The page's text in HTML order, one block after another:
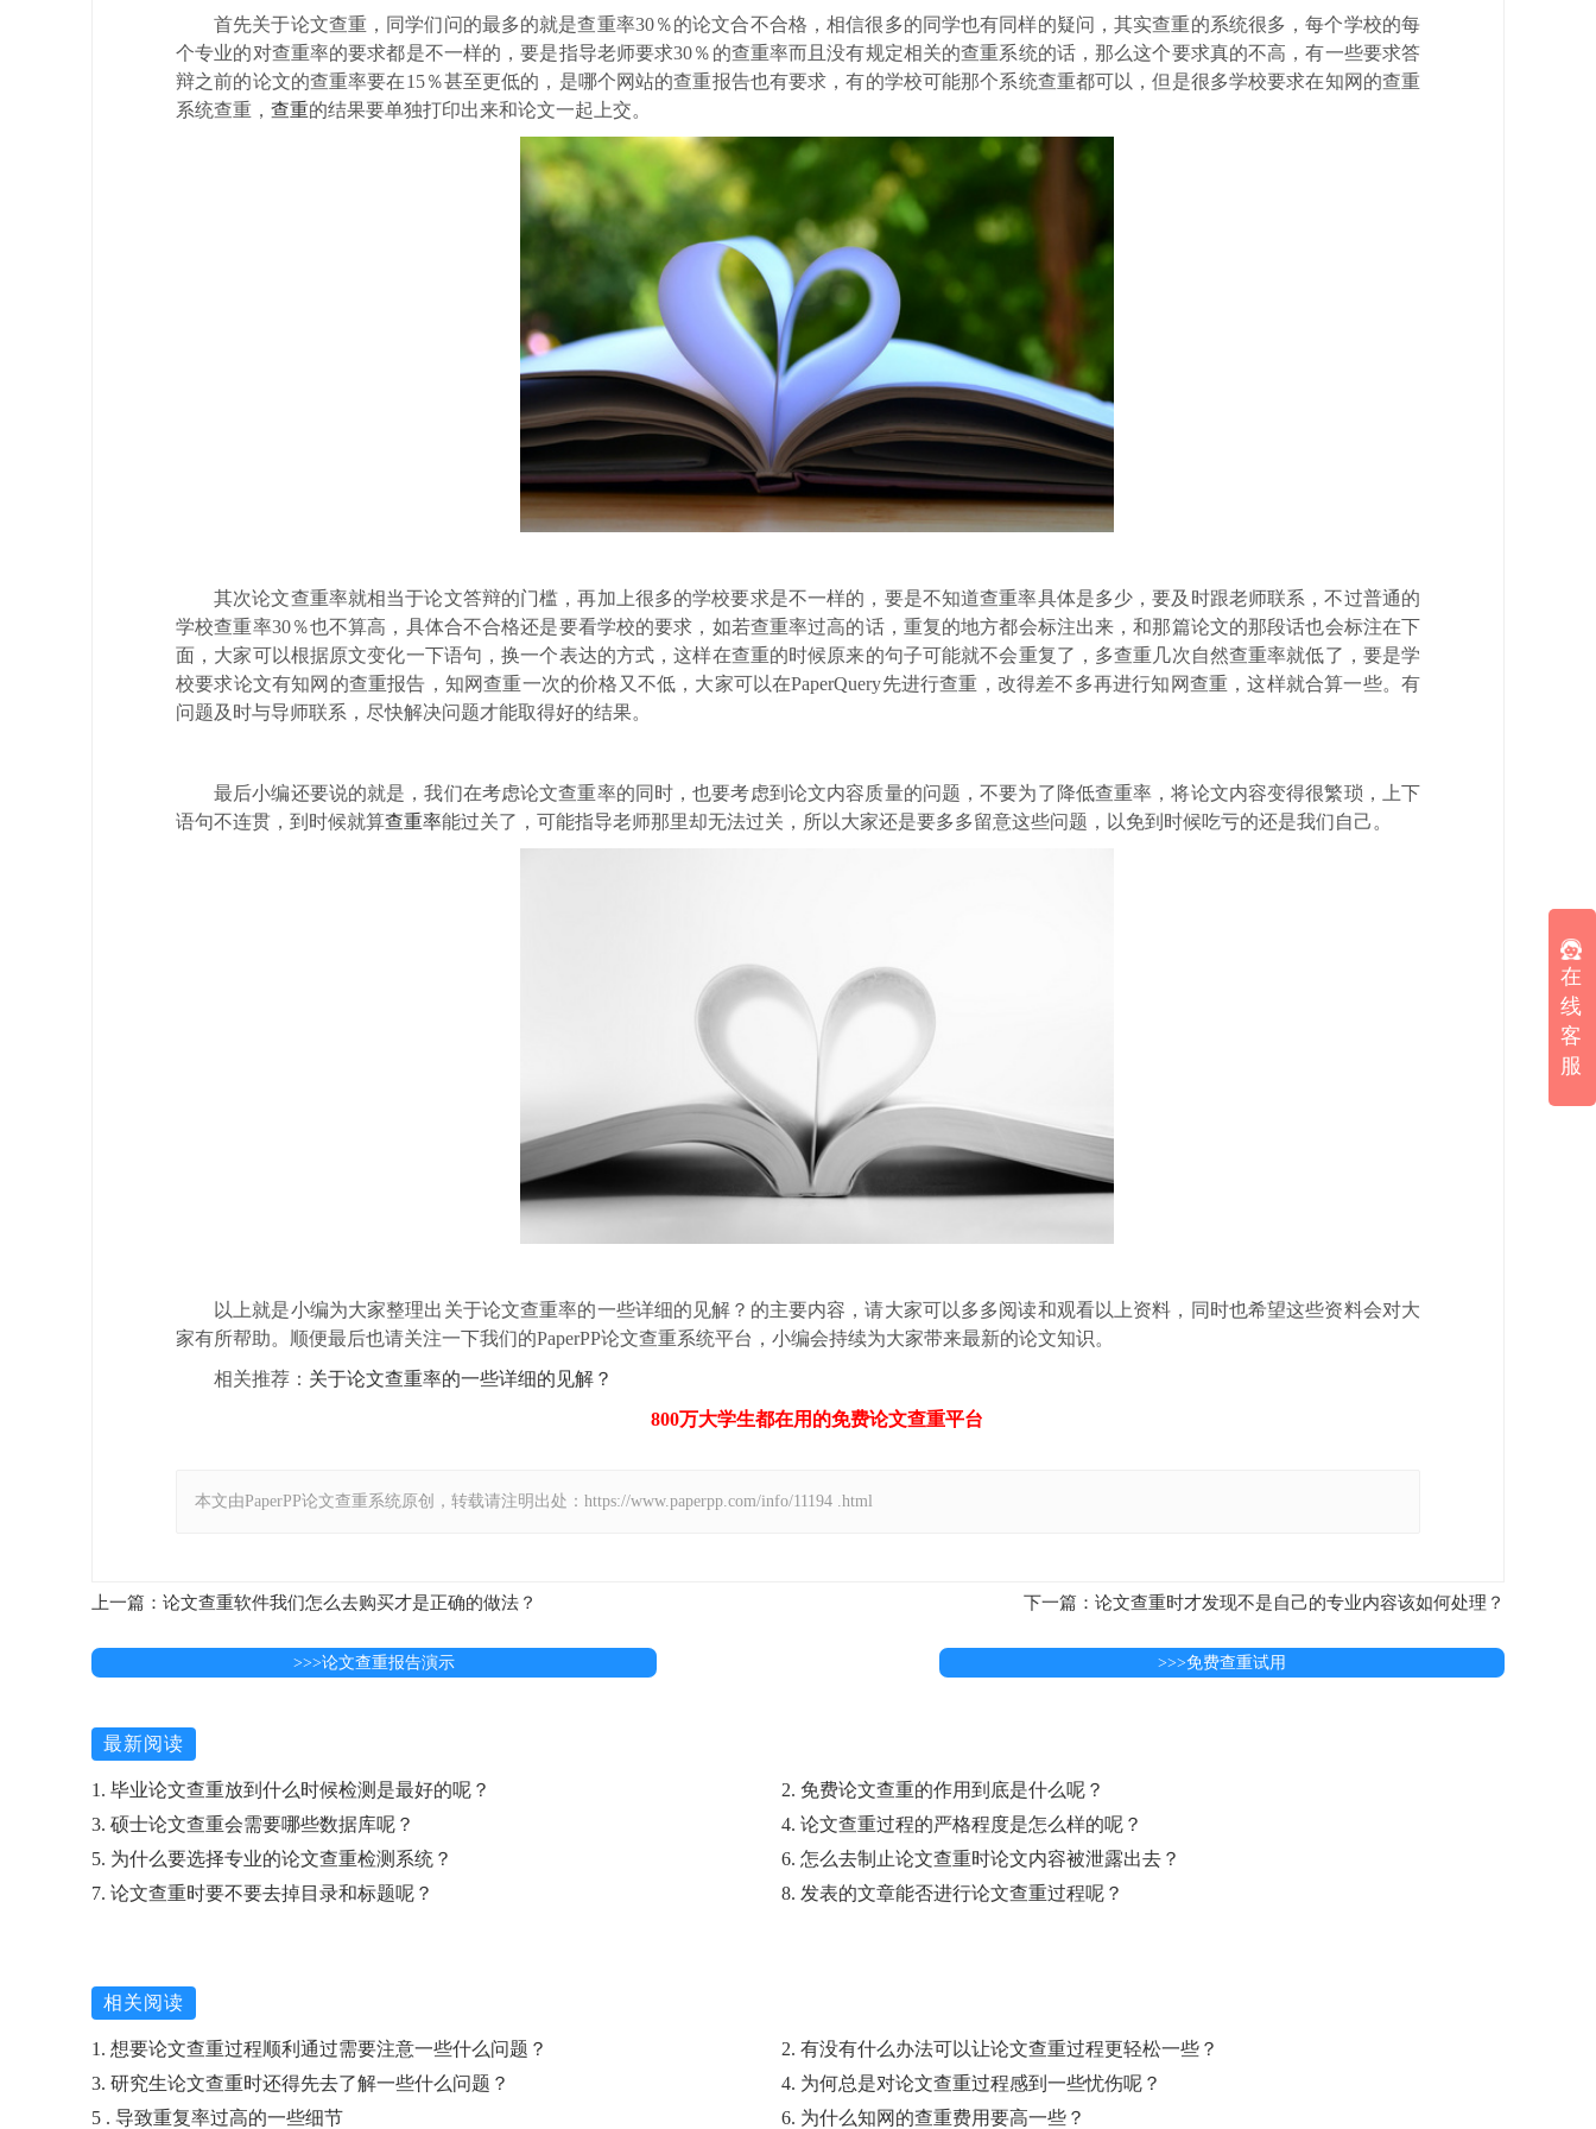
首先关于论文查重，同学们问的最多的就是查重率30％的论文合不合格，相信很多的同学也有同样的疑问，其实查重的系统很多，每个学校的每
个专业的对查重率的要求都是不一样的，要是指导老师要求30％的查重率而且没有规定相关的查重系统的话，那么这个要求真的不高，有一些要求答
辩之前的论文的查重率要在15％甚至更低的，是哪个网站的查重报告也有要求，有的学校可能那个系统查重都可以，但是很多学校要求在知网的查重
系统查重， 查重的结果要单独打印出来和论文一起上交。
其次论文查重率就相当于论文答辩的门槛，再加上很多的学校要求是不一样的，要是不知道查重率具体是多少，要及时跟老师联系，不过普通的
学校查重率30％也不算高，具体合不合格还是要看学校的要求，如若查重率过高的话，重复的地方都会标注出来，和那篇论文的那段话也会标注在下
面，大家可以根据原文变化一下语句，换一个表达的方式，这样在查重的时候原来的句子可能就不会重复了，多查重几次自然查重率就低了，要是学
校要求论文有知网的查重报告，知网查重一次的价格又不低，大家可以在PaperQuery先进行查重，改得差不多再进行知网查重，这样就合算一些。有
问题及时与导师联系，尽快解决问题才能取得好的结果。
最后小编还要说的就是，我们在考虑论文查重率的同时，也要考虑到论文内容质量的问题，不要为了降低查重率，将论文内容变得很繁琐，上下
语句不连贯，到时候就算查重率能过关了，可能指导老师那里却无法过关，所以大家还是要多多留意这些问题，以免到时候吃亏的还是我们自己。
以上就是小编为大家整理出关于论文查重率的一些详细的见解？的主要内容，请大家可以多多阅读和观看以上资料，同时也希望这些资料会对大
家有所帮助。顺便最后也请关注一下我们的PaperPP论文查重系统平台，小编会持续为大家带来最新的论文知识。
相关推荐： 关于论文查重率的一些详细的见解？
800万大学生都在用的免费论文查重平台
本文由PaperPP论文查重系统原创，转载请注明出处：https://www.paperpp.com/info/11194 .html
上一篇：论文查重软件我们怎么去购买才是正确的做法？ 下一篇：论文查重时才发现不是自己的专业内容该如何处理？
>>>论文查重报告演示 >>>免费查重试用
最新阅读
1. 毕业论文查重放到什么时候检测是最好的呢？
2. 免费论文查重的作用到底是什么呢？
3. 硕士论文查重会需要哪些数据库呢？
4. 论文查重过程的严格程度是怎么样的呢？
5. 为什么要选择专业的论文查重检测系统？
6. 怎么去制止论文查重时论文内容被泄露出去？
7. 论文查重时要不要去掉目录和标题呢？
8. 发表的文章能否进行论文查重过程呢？
相关阅读
1. 想要论文查重过程顺利通过需要注意一些什么问题？
2. 有没有什么办法可以让论文查重过程更轻松一些？
3. 研究生论文查重时还得先去了解一些什么问题？
4. 为何总是对论文查重过程感到一些忧伤呢？
5 . 导致重复率过高的一些细节
6. 为什么知网的查重费用要高一些？
在
线
客
服